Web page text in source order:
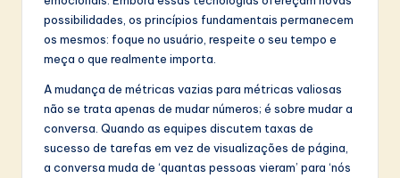
possibilidades, os princípios fundamentais permanecem
os mesmos: foque no usuário, respeite o seu tempo e
meça o que realmente importa.
A mudança de métricas vazias para métricas valiosas
não se trata apenas de mudar números; é sobre mudar a
conversa. Quando as equipes discutem taxas de
sucesso de tarefas em vez de visualizações de página,
a conversa muda de ‘quantas pessoas vieram’ para ‘nós